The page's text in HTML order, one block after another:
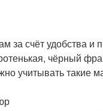
за счёт удобства и
чёрный
учитывать такие